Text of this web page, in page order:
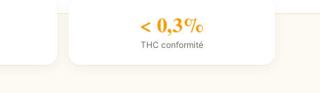
< 0,3%
THC conformité